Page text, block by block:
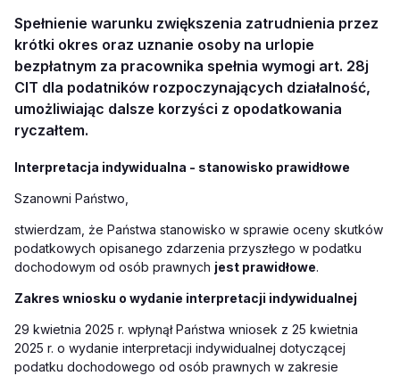
Spełnienie warunku zwiększenia zatrudnienia przez
krótki okres oraz uznanie osoby na urlopie
bezpłatnym za pracownika spełnia wymogi art. 28j
CIT dla podatników rozpoczynających działalność,
umożliwiając dalsze korzyści z opodatkowania
ryczałtem.
Interpretacja indywidualna - stanowisko prawidłowe
Szanowni Państwo,
stwierdzam, że Państwa stanowisko w sprawie oceny skutków
podatkowych opisanego zdarzenia przyszłego w podatku
dochodowym od osób prawnych jest prawidłowe.
Zakres wniosku o wydanie interpretacji indywidualnej
29 kwietnia 2025 r. wpłynął Państwa wniosek z 25 kwietnia
2025 r. o wydanie interpretacji indywidualnej dotyczącej
podatku dochodowego od osób prawnych w zakresie